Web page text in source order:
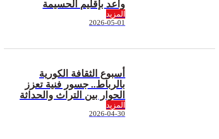
واعد بإقليم الحسيمة
المزيد
2026-05-01
أسبوع الثقافة الكورية
بالرباط.. جسور فنية تعزز
الحوار بين التراث والحداثة
المزيد
2026-04-30